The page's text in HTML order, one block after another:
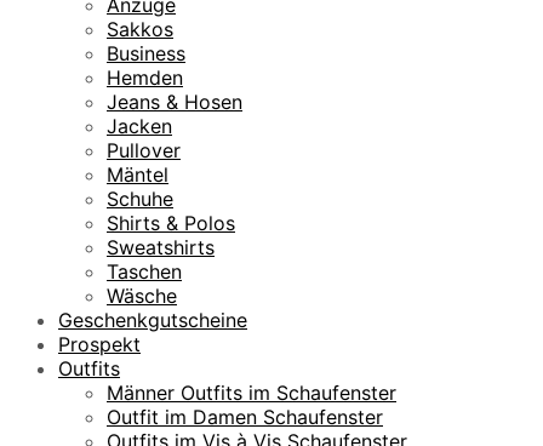
Sakkos
Business
Hemden
Jeans & Hosen
Jacken
Pullover
Mäntel
Schuhe
Shirts & Polos
Sweatshirts
Taschen
Wäsche
Geschenkgutscheine
Prospekt
Outfits
Männer Outfits im Schaufenster
Outfit im Damen Schaufenster
Outfits im Vis à Vis Schaufenster